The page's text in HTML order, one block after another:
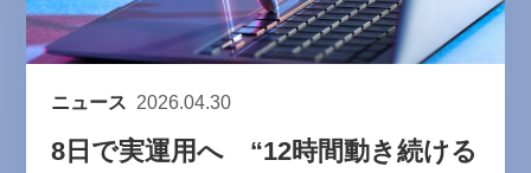
動画
サイトマップ
お問い合わせ
個人情報保護法について
採用情報
セミナー
非公開: 【8/6開催】AIエージェン
ト時代、日本企業は何から始める
新潮流から学ぶ〜
ニュース 2026.04.30
8日で実運用へ “12時間動き続ける